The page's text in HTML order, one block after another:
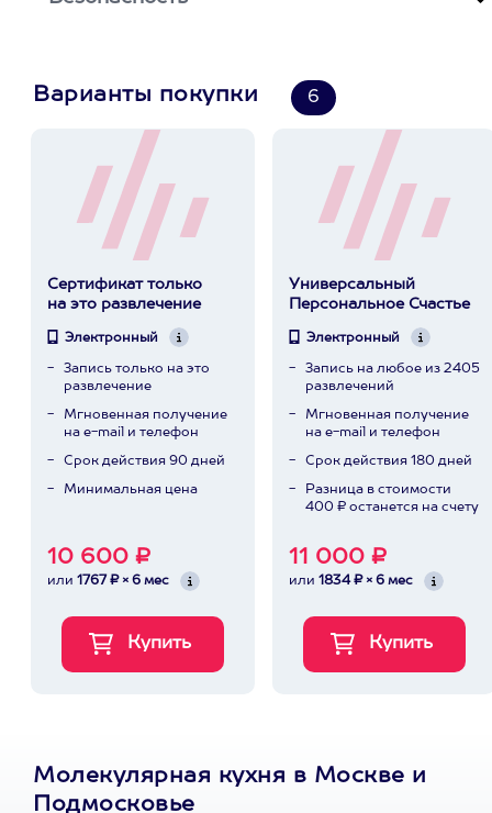
Варианты покупки 6
Сертификат только
на это развлечение
Электронный
Запись только на это
развлечение
Мгновенная получение
на e-mail и телефон
Срок действия 90 дней
Минимальная цена
10 600 ₽
или 1767 ₽ × 6 мес
Универсальный
Персональное Счастье
Электронный
Запись на любое из 2405
развлечений
Мгновенная получение
на e-mail и телефон
Срок действия 180 дней
Разница в стоимости
400 ₽ останется на счету
11 000 ₽
или 1834 ₽ × 6 мес
Молекулярная кухня в Москве и
Подмосковье